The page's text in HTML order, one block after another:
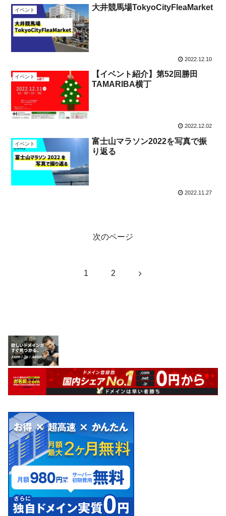
イベント 大井競馬場TokyoCityFleaMarket
2022.12.10
イベント
【イベント紹介】第52回勝田
TAMARIBA横丁
2022.12.02
イベント
富士山マラソン2022を写真で振
り返る
2022.11.27
次のページ
1 2 次